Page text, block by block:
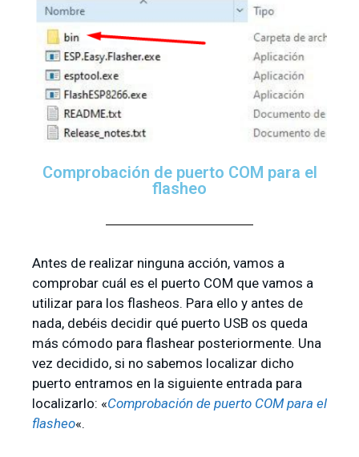
Comprobación de puerto COM para el
flasheo
Antes de realizar ninguna acción, vamos a
comprobar cuál es el puerto COM que vamos a
utilizar para los flasheos. Para ello y antes de
nada, debéis decidir qué puerto USB os queda
más cómodo para flashear posteriormente. Una
vez decidido, si no sabemos localizar dicho
puerto entramos en la siguiente entrada para
localizarlo: «Comprobación de puerto COM para el
flasheo«.